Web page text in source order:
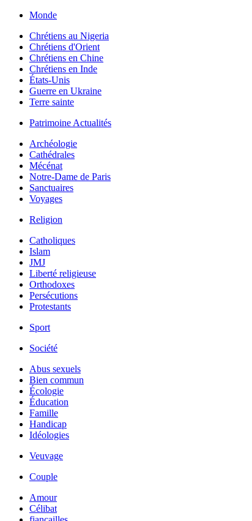
Monde
Chrétiens au Nigeria
Chrétiens d'Orient
Chrétiens en Chine
Chrétiens en Inde
États-Unis
Guerre en Ukraine
Terre sainte
Patrimoine Actualités
Archéologie
Cathédrales
Mécénat
Notre-Dame de Paris
Sanctuaires
Voyages
Religion
Catholiques
Islam
JMJ
Liberté religieuse
Orthodoxes
Persécutions
Protestants
Sport
Société
Abus sexuels
Bien commun
Écologie
Éducation
Famille
Handicap
Idéologies
Veuvage
Couple
Amour
Célibat